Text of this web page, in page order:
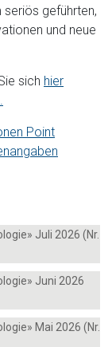
geführten,
und neue
sich hier
Point
Juli 2026 (Nr.
Juni 2026
Mai 2026 (Nr.